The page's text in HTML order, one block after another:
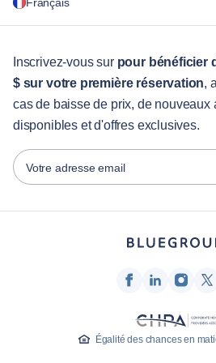
Pour les entreprises
Services aux visiteurs
Guides des villes
Partenaires
Opérateurs de location de meubles
Propriétaires
Partenaires de franchise
À propos de nous
English
Português
Español
Français
Türkçe
Inscrivez-vous sur pour bénéficier
$ sur votre première réservation,
cas de baisse de prix, de nouveaux
disponibles et d'offres exclusives.
Votre adresse email
Égalité des chances en